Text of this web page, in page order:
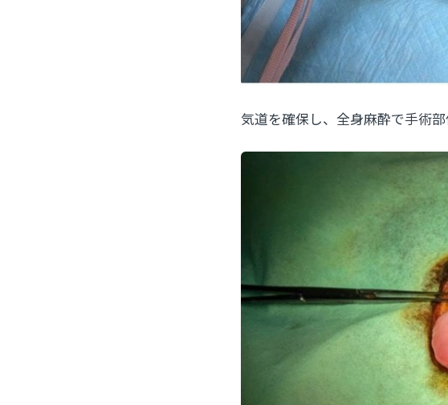
気道を確保し、全身麻酔で手術部